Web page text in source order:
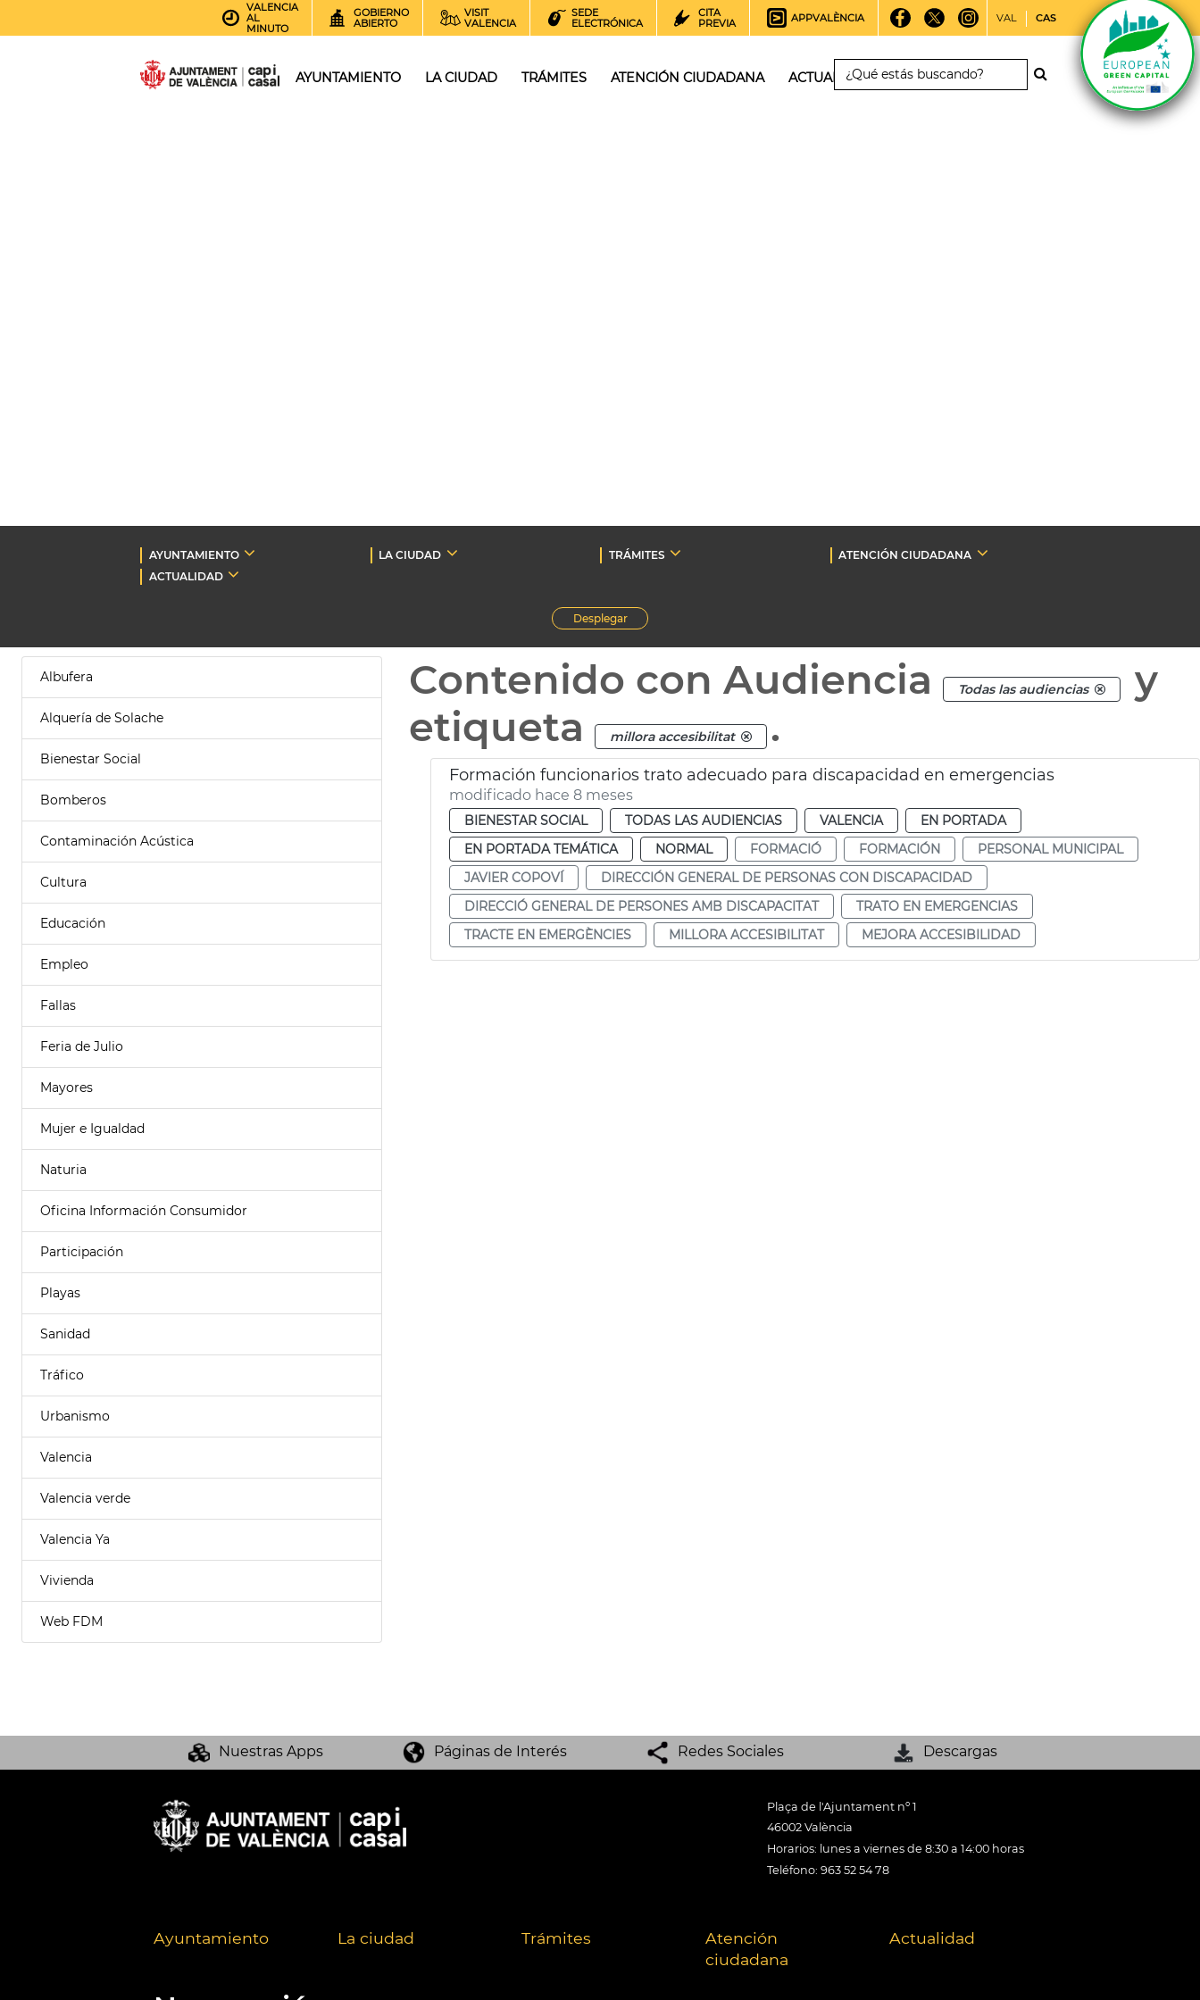
VALENCIA
AL
MINUTO
GOBIERNO
ABIERTO
VISIT
VALENCIA
SEDE
ELECTRÓNICA
CITA
PREVIA
APPVALÈNCIA VAL CAS
AYUNTAMIENTO LA CIUDAD TRÁMITES ATENCIÓN CIUDADANA ACTUALIDAD
AYUNTAMIENTO LA CIUDAD TRÁMITES
ATENCIÓN CIUDADANA
ACTUALIDAD
Desplegar
Albufera
Alquería de Solache
Bienestar Social
Bomberos
Contaminación Acústica
Cultura
Educación
Empleo
Fallas
Feria de Julio
Mayores
Mujer e Igualdad
Naturia
Oficina Información Consumidor
Participación
Playas
Sanidad
Tráfico
Urbanismo
Valencia
Valencia verde
Valencia Ya
Vivienda
Web FDM
Contenido con Audiencia Todas las audiencias
y
etiqueta
millora accesibilitat .
Formación funcionarios trato adecuado para discapacidad en emergencias
modificado hace 8 meses
BIENESTAR SOCIAL TODAS LAS AUDIENCIAS VALENCIA
EN PORTADA
EN PORTADA TEMÁTICA
NORMAL FORMACIÓ FORMACIÓN
PERSONAL MUNICIPAL
JAVIER COPOVÍ
DIRECCIÓN GENERAL DE PERSONAS CON DISCAPACIDAD
DIRECCIÓ GENERAL DE PERSONES AMB DISCAPACITAT
TRATO EN EMERGENCIAS
TRACTE EN EMERGÈNCIES
MILLORA ACCESIBILITAT MEJORA ACCESIBILIDAD
Nuestras Apps Páginas de Interés Redes Sociales Descargas
Plaça de l'Ajuntament nº 1
46002 València
Horarios: lunes a viernes de 8:30 a 14:00 horas
Teléfono: 963 52 54 78
Ayuntamiento La ciudad Trámites
Atención
ciudadana
Actualidad